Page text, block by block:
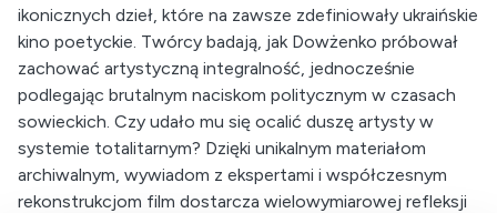
ikonicznych dzieł, które na zawsze zdefiniowały ukraińskie
kino poetyckie. Twórcy badają, jak Dowżenko próbował
zachować artystyczną integralność, jednocześnie
podlegając brutalnym naciskom politycznym w czasach
sowieckich. Czy udało mu się ocalić duszę artysty w
systemie totalitarnym? Dzięki unikalnym materiałom
archiwalnym, wywiadom z ekspertami i współczesnym
rekonstrukcjom film dostarcza wielowymiarowej refleksji